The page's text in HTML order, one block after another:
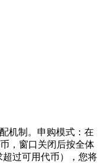
机制。申购模式：在
，窗口关闭后按全体
过可用代币），您将